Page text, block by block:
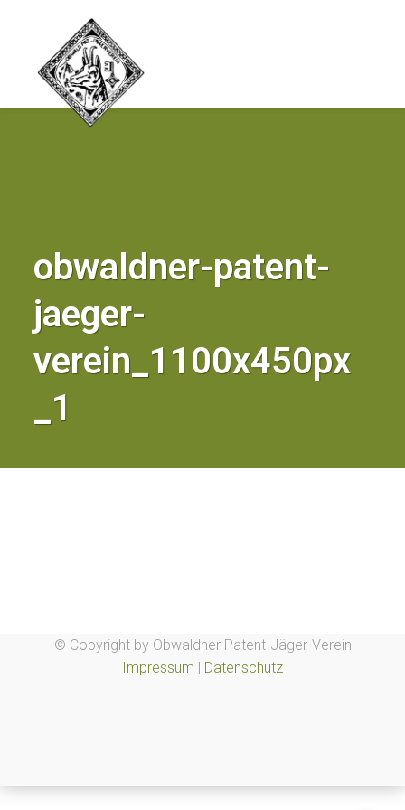
obwaldner-patent-
jaeger-
verein_1100x450px
_1
© Copyright by Obwaldner Patent-Jäger-Verein
Impressum | Datenschutz